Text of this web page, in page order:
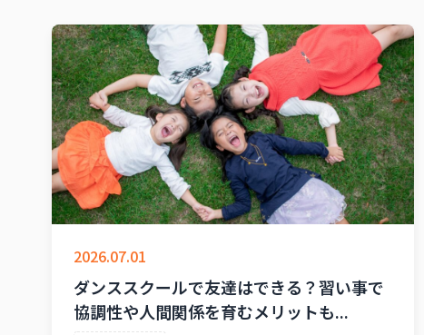
2026.07.01
ダンススクールで友達はできる？習い事で
協調性や人間関係を育むメリットも...